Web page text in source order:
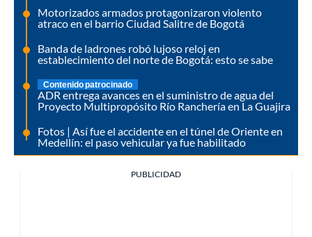
Motorizados armados protagonizaron violento
atraco en el barrio Ciudad Salitre de Bogotá
Banda de ladrones robó lujoso reloj en
establecimiento del norte de Bogotá: esto se sabe
Contenido patrocinado
ADR entrega avances en el suministro de agua del
Proyecto Multipropósito Río Ranchería en La Guajira
Fotos | Así fue el accidente en el túnel de Oriente en
Medellín: el paso vehicular ya fue habilitado
PUBLICIDAD